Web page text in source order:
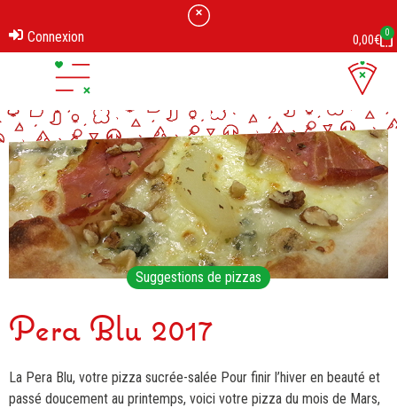
Connexion 0,00€ 0
Suggestions de pizzas
Pera Blu 2017
La Pera Blu, votre pizza sucrée-salée Pour finir l’hiver en beauté et
passé doucement au printemps, voici votre pizza du mois de Mars,